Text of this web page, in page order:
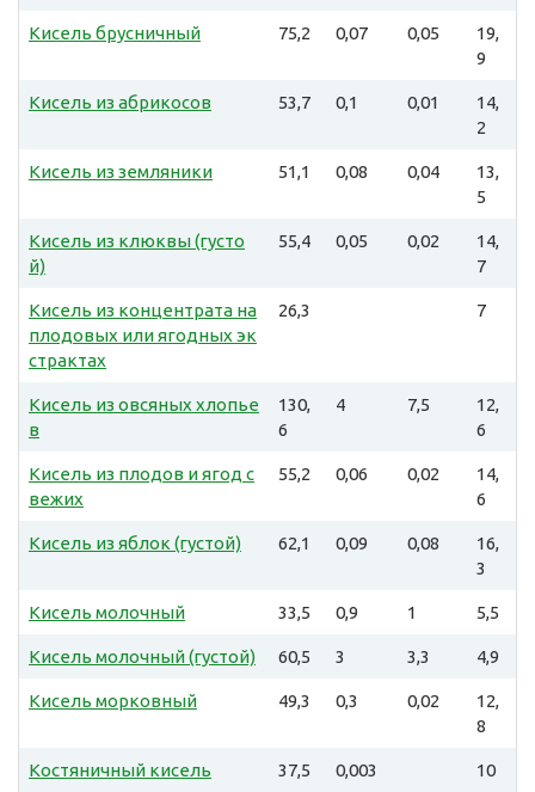
Кисель брусничный 75,2 0,07 0,05
19,
9
Кисель из абрикосов 53,7 0,1 0,01
14,
2
Кисель из земляники 51,1 0,08 0,04
13,
5
Кисель из клюквы (густо
й)
55,4 0,05 0,02
14,
7
Кисель из концентрата на
плодовых или ягодных эк
страктах
26,3 7
Кисель из овсяных хлопье
в
130,
6
4 7,5
12,
6
Кисель из плодов и ягод с
вежих
55,2 0,06 0,02
14,
6
Кисель из яблок (густой) 62,1 0,09 0,08
16,
3
Кисель молочный 33,5 0,9 1 5,5
Кисель молочный (густой) 60,5 3 3,3 4,9
Кисель морковный 49,3 0,3 0,02
12,
8
Костяничный кисель 37,5 0,003 10